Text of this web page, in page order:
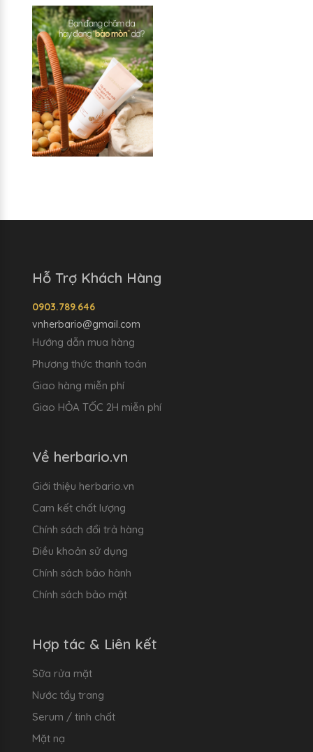
Hỗ Trợ Khách Hàng
0903.789.646
vnherbario@gmail.com
Hướng dẫn mua hàng
Phương thức thanh toán
Giao hàng miễn phí
Giao HỎA TỐC 2H miễn phí
Về herbario.vn
Giới thiệu herbario.vn
Cam kết chất lượng
Chính sách đổi trả hàng
Điều khoản sử dụng
Chính sách bảo hành
Chính sách bảo mật
Hợp tác & Liên kết
Sữa rửa mặt
Nước tẩy trang
Serum / tinh chất
Mặt nạ